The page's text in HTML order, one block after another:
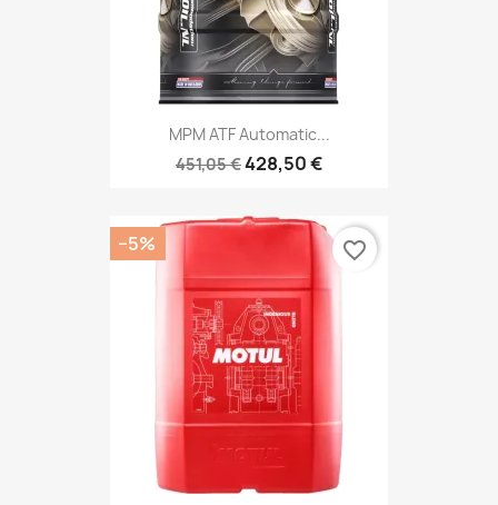
MPM ATF Automatic...
451,05 €428,50 €
−5% favorite_border